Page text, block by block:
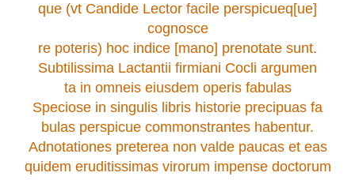
que (vt Candide Lector facile perspicueq[ue]
cognosce
re poteris) hoc indice [mano] prenotate sunt.
Subtilissima Lactantii firmiani Cocli argumen
ta in omneis eiusdem operis fabulas
Speciose in singulis libris historie precipuas fa
bulas perspicue commonstrantes habentur.
Adnotationes preterea non valde paucas et eas
quidem eruditissimas virorum impense doctorum